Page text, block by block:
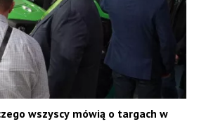
wszyscy mówią o targach w